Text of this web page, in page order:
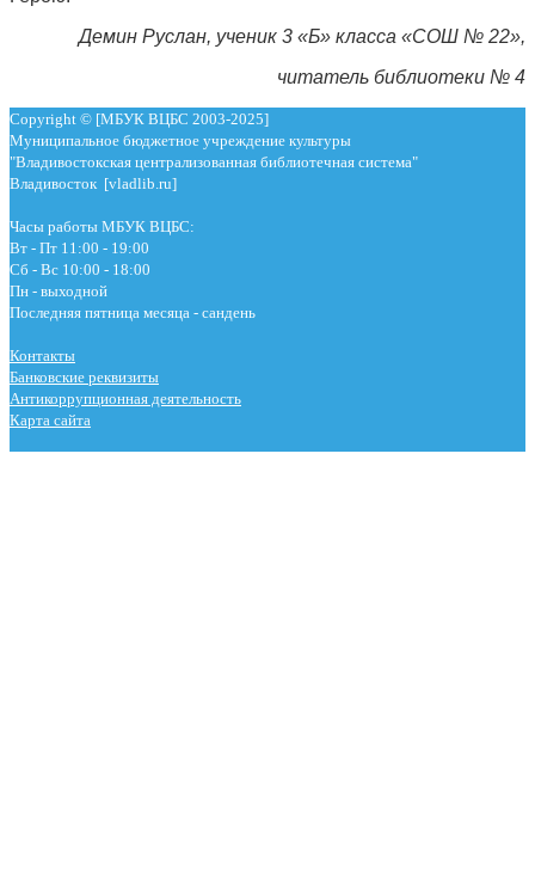
Демин Руслан, ученик 3 «Б» класса «СОШ № 22»,
читатель библиотеки № 4
Copyright © [МБУК ВЦБС 2003-2025]
Муниципальное бюджетное учреждение культуры
"Владивостокская централизованная библиотечная система"
Владивосток [vladlib.ru]
Часы работы МБУК ВЦБС:
Вт - Пт 11:00 - 19:00
Сб - Вс 10:00 - 18:00
Пн - выходной
Последняя пятница месяца - сандень
Контакты
Банковские реквизиты
Антикоррупционная деятельность
Карта сайта